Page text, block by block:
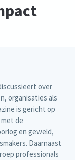
over
organisaties als
is gericht op
de
en geweld,
Daarnaast
professionals